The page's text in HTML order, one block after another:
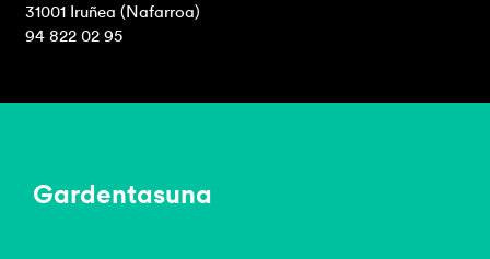
31001 Iruñea (Nafarroa)
94 822 02 95
Gardentasuna